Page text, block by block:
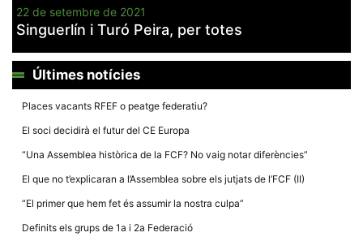
22 de setembre de 2021
Singuerlín i Turó Peira, per totes
Últimes notícies
Places vacants RFEF o peatge federatiu?
El soci decidirà el futur del CE Europa
“Una Assemblea històrica de la FCF? No vaig notar diferències”
El que no t’explicaran a l’Assemblea sobre els jutjats de l’FCF (II)
“El primer que hem fet és assumir la nostra culpa”
Definits els grups de 1a i 2a Federació
cookies no
opcionals,
necessàries